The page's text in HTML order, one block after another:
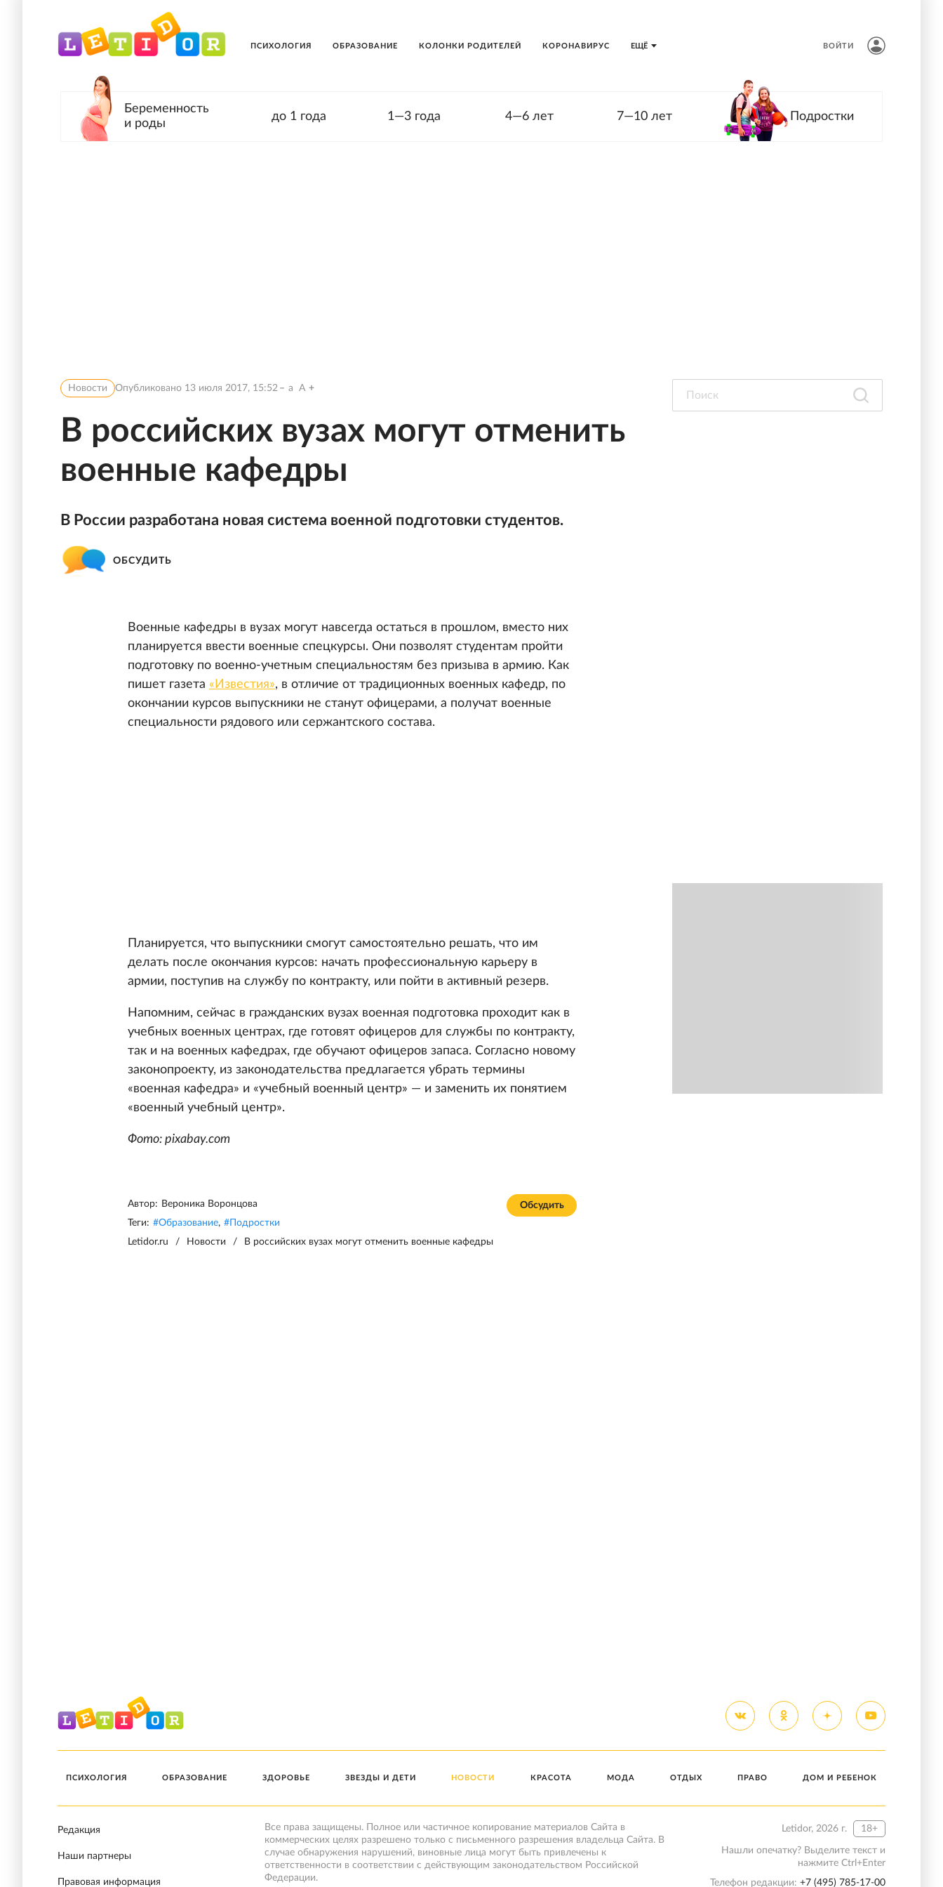
ЕЩЁ
ПСИХОЛОГИЯ ОБРАЗОВАНИЕ КОЛОНКИ РОДИТЕЛЕЙ КОРОНАВИРУС ВОЙТИ
Беременность
и роды
до 1 года 1—3 года 4—6 лет 7—10 лет Подростки
Новости Опубликовано 13 июля 2017, 15:52 a A
В российских вузах могут отменить
военные кафедры
В России разработана новая система военной подготовки студентов.
ОБСУДИТЬ
Военные кафедры в вузах могут навсегда остаться в прошлом, вместо них
планируется ввести военные спецкурсы. Они позволят студентам пройти
подготовку по военно-учетным специальностям без призыва в армию. Как
пишет газета «Известия», в отличие от традиционных военных кафедр, по
окончании курсов выпускники не станут офицерами, а получат военные
специальности рядового или сержантского состава.
Планируется, что выпускники смогут самостоятельно решать, что им
делать после окончания курсов: начать профессиональную карьеру в
армии, поступив на службу по контракту, или пойти в активный резерв.
Напомним, сейчас в гражданских вузах военная подготовка проходит как в
учебных военных центрах, где готовят офицеров для службы по контракту,
так и на военных кафедрах, где обучают офицеров запаса. Согласно новому
законопроекту, из законодательства предлагается убрать термины
«военная кафедра» и «учебный военный центр» — и заменить их понятием
«военный учебный центр».
Фото: pixabay.com
Обсудить
Автор: Вероника Воронцова
Теги: #Образование, # Подростки
Letidor.ru
/ Новости / В российских вузах могут отменить военные кафедры
ПСИХОЛОГИЯ ОБРАЗОВАНИЕ ЗДОРОВЬЕ ЗВЕЗДЫ И ДЕТИ НОВОСТИ КРАСОТА МОДА ОТДЫХ ПРАВО ДОМ И РЕБЕНОК
Редакция
Наши партнеры
Правовая информация
Letidor, 2026 г. 18+
Нашли опечатку? Выделите текст и
нажмите Ctrl+Enter
Телефон редакции: +7 (495) 785-17-00
Все права защищены. Полное или частичное копирование материалов Сайта в
коммерческих целях разрешено только с письменного разрешения владельца Сайта. В
случае обнаружения нарушений, виновные лица могут быть привлечены к
ответственности в соответствии с действующим законодательством Российской
Федерации.